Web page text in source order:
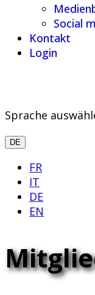
Social
Kontakt
Login
Sprache
DE
FR
IT
DE
EN